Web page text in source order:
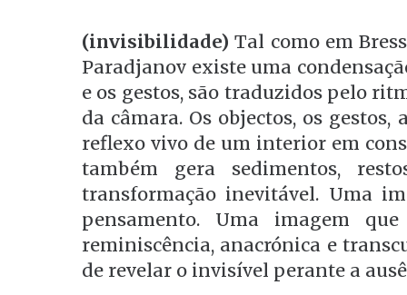
(invisibilidade) Tal como em
Paradjanov existe uma
e os gestos, são traduzidos pelo
da câmara. Os objectos, os gestos,
reflexo vivo de um interior em
também gera sedimentos,
transformação inevitável. Uma
pensamento. Uma imagem
reminiscência, anacrónica e
de revelar o invisível perante a